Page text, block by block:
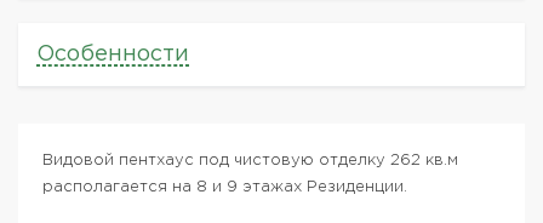
Особенности
Видовой пентхаус под чистовую отделку 262 кв.м
располагается на 8 и 9 этажах Резиденции.